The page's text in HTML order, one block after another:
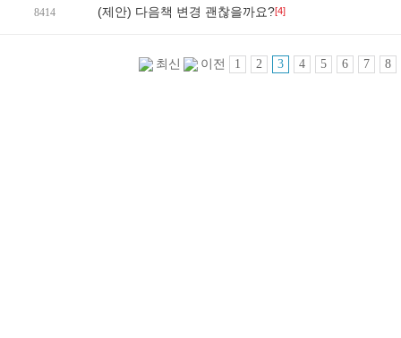
8414 (제안) 다음책 변경 괜찮을까요?[4]
최신 이전 1 2 3 4 5 6 7 8